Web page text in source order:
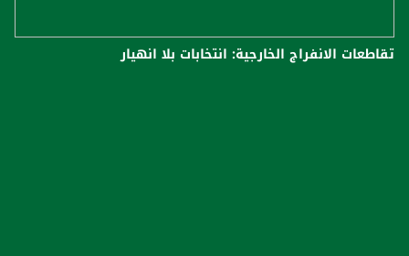
تقاطعات الانفراج الخارجية: انتخابات بلا انهيار